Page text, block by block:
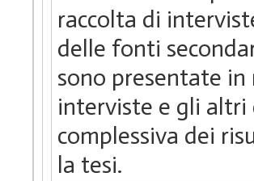
raccolta di
delle fonti
sono presentate
interviste e gli altri
complessiva dei
la tesi.